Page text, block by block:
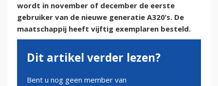
wordt in november of december de eerste
gebruiker van de nieuwe generatie A320’s. De
maatschappij heeft vijftig exemplaren besteld.
Dit artikel verder lezen?
Bent u nog geen member van